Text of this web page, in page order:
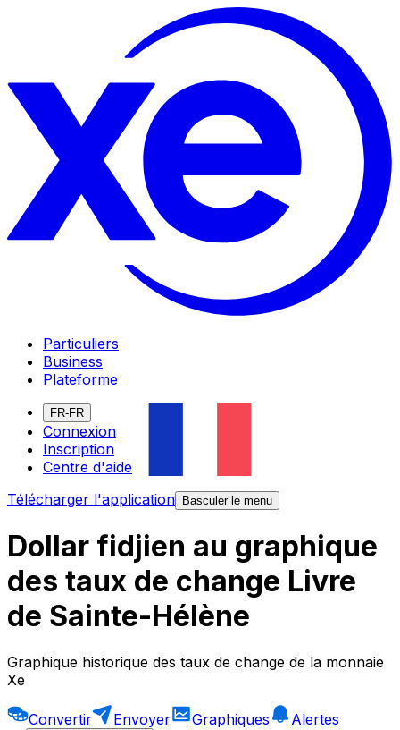
Particuliers
Business
Plateforme
FR-FR
Connexion
Inscription
Centre d'aide
Télécharger l'application
Basculer le menu
Dollar fidjien au graphique
des taux de change Livre
de Sainte-Hélène
Graphique historique des taux de change de la monnaie
Xe
Convertir Envoyer Graphiques
Alertes